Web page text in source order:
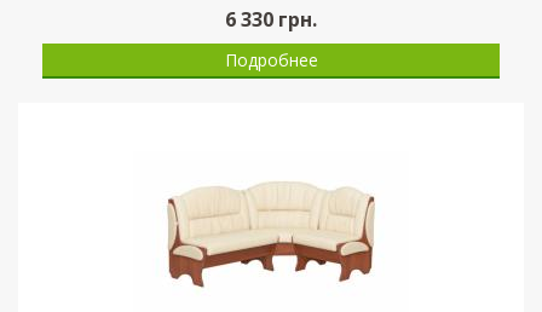
6 330 грн.
Подробнее